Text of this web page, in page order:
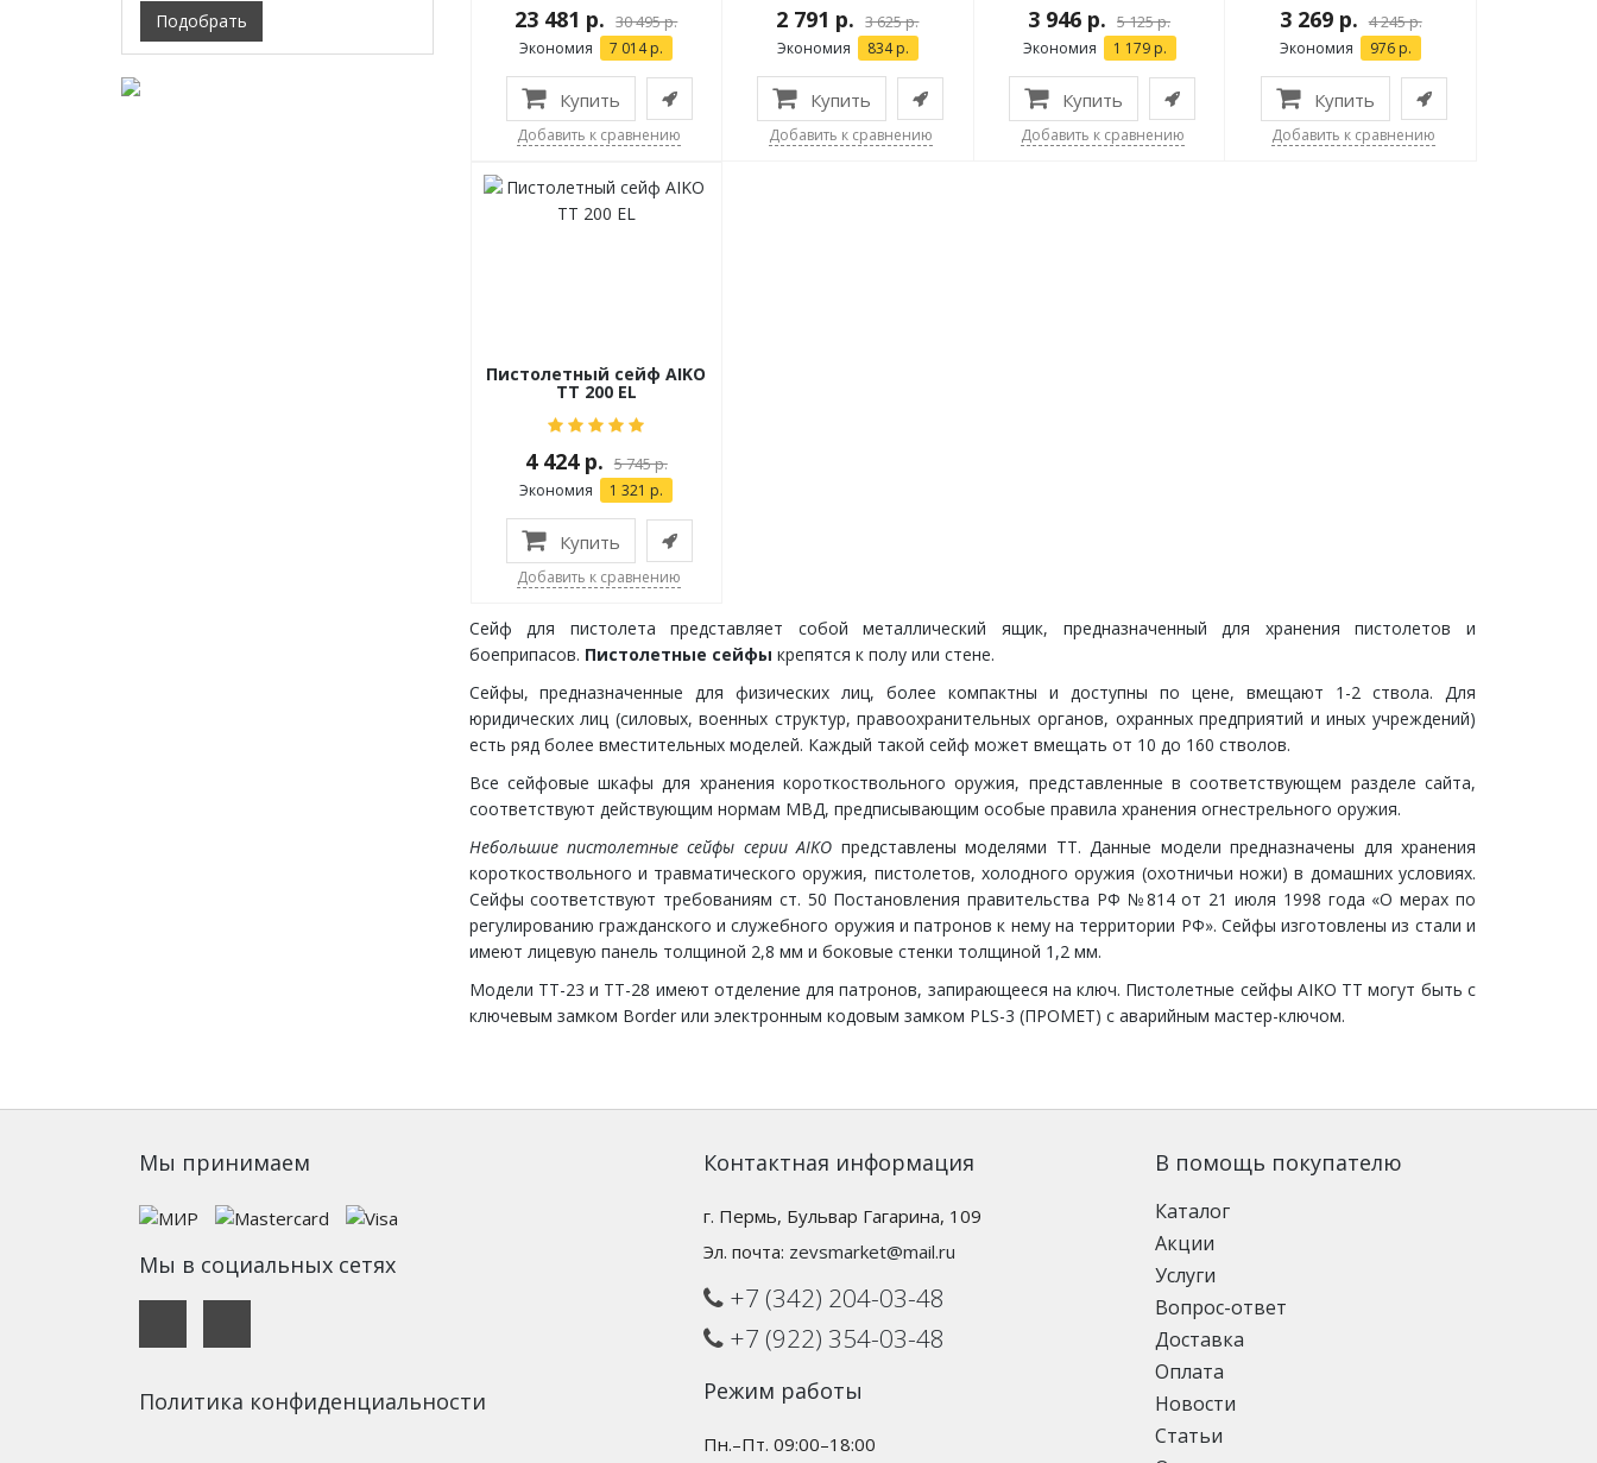
Подобрать 23 481 р. 30 495 р.
Экономия 7 014 р.
Купить
Добавить к сравнению
2 791 р. 3 625 р.
Экономия 834 р.
Купить
Добавить к сравнению
3 946 р. 5 125 р.
Экономия 1 179 р.
Купить
Добавить к сравнению
3 269 р. 4 245 р.
Экономия 976 р.
Купить
Добавить к сравнению
Пистолетный сейф AIKO
TT 200 EL
4 424 р. 5 745 р.
Экономия 1 321 р.
Купить
Добавить к сравнению
Сейф для пистолета представляет собой металлический ящик, предназначенный для хранения пистолетов и
боеприпасов. Пистолетные сейфы крепятся к полу или стене.
Сейфы, предназначенные для физических лиц, более компактны и доступны по цене, вмещают 1-2 ствола. Для
юридических лиц (силовых, военных структур, правоохранительных органов, охранных предприятий и иных учреждений)
есть ряд более вместительных моделей. Каждый такой сейф может вмещать от 10 до 160 стволов.
Все сейфовые шкафы для хранения короткоствольного оружия, представленные в соответствующем разделе сайта,
соответствуют действующим нормам МВД, предписывающим особые правила хранения огнестрельного оружия.
Небольшие пистолетные сейфы серии AIKO представлены моделями TT. Данные модели предназначены для хранения
короткоствольного и травматического оружия, пистолетов, холодного оружия (охотничьи ножи) в домашних условиях.
Сейфы соответствуют требованиям ст. 50 Постановления правительства РФ №814 от 21 июля 1998 года «О мерах по
регулированию гражданского и служебного оружия и патронов к нему на территории РФ». Сейфы изготовлены из стали и
имеют лицевую панель толщиной 2,8 мм и боковые стенки толщиной 1,2 мм.
Модели ТТ-23 и ТТ-28 имеют отделение для патронов, запирающееся на ключ. Пистолетные сейфы AIKO TT могут быть с
ключевым замком Border или электронным кодовым замком PLS-3 (ПРОМЕТ) с аварийным мастер-ключом.
Мы принимаем
Мы в социальных сетях
Политика конфиденциальности
Контактная информация
г. Пермь, Бульвар Гагарина, 109
Эл. почта: zevsmarket@mail.ru
+7 (342) 204-03-48
+7 (922) 354-03-48
Режим работы
Пн.–Пт. 09:00–18:00
В помощь покупателю
Каталог
Акции
Услуги
Вопрос-ответ
Доставка
Оплата
Новости
Статьи